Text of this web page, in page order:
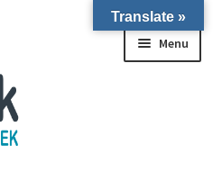
Menu
Translate »